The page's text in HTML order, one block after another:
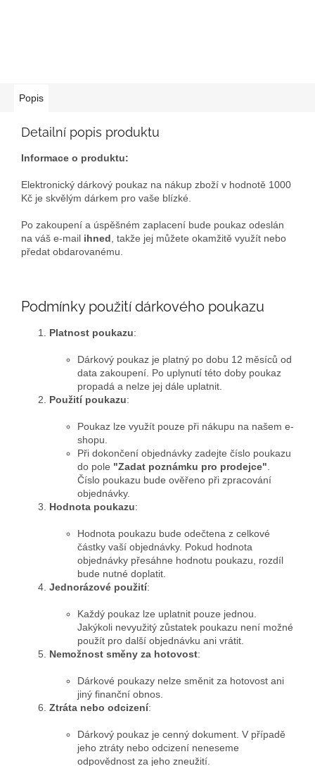
Popis
Detailní popis produktu
Informace o produktu:
Elektronický dárkový poukaz na nákup zboží v hodnotě 1000
Kč je skvělým dárkem pro vaše blízké.
Po zakoupení a úspěšném zaplacení bude poukaz odeslán
na váš e-mail ihned, takže jej můžete okamžitě využít nebo
předat obdarovanému.
Podmínky použití dárkového poukazu
Platnost poukazu:
Dárkový poukaz je platný po dobu 12 měsíců od
data zakoupení. Po uplynutí této doby poukaz
propadá a nelze jej dále uplatnit.
Použití poukazu:
Poukaz lze využít pouze při nákupu na našem e-
shopu.
Při dokončení objednávky zadejte číslo poukazu
do pole "Zadat poznámku pro prodejce"
Číslo poukazu bude ověřeno při zpracování
objednávky.
Hodnota poukazu:
Hodnota poukazu bude odečtena z celkové
částky vaší objednávky. Pokud hodnota
objednávky přesáhne hodnotu poukazu, rozdíl
bude nutné doplatit.
Jednorázové použití:
Každý poukaz lze uplatnit pouze jednou.
Jakýkoli nevyužitý zůstatek poukazu není možné
použít pro další objednávku ani vrátit.
Nemožnost směny za hotovost:
Dárkové poukazy nelze směnit za hotovost ani
jiný finanční obnos.
Ztráta nebo odcizení:
Dárkový poukaz je cenný dokument. V případě
jeho ztráty nebo odcizení neneseme
odpovědnost za jeho zneužití.